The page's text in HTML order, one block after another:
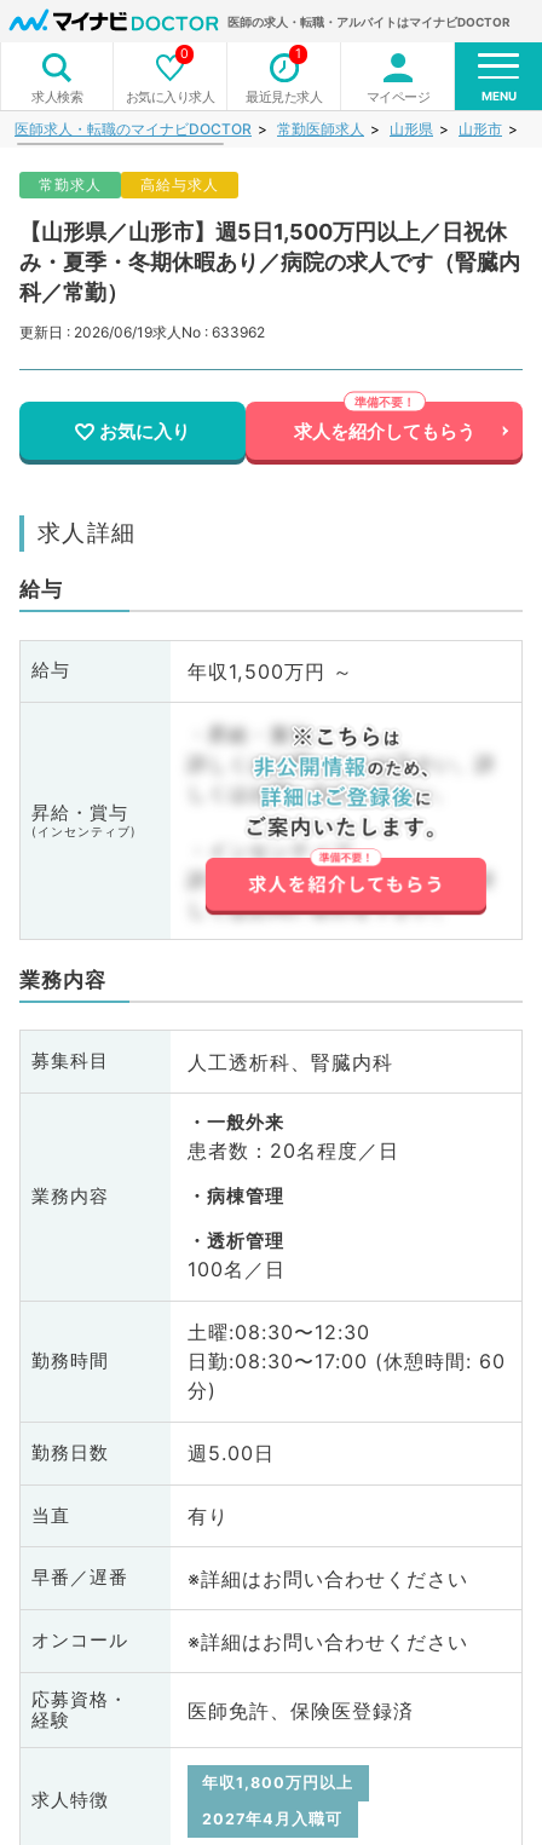
医師の求人・転職・アルバイトはマイナビDOCTOR
求人検索 お気に入り求人
0
最近見た求人
1
マイページ MENU
医師求人・転職のマイナビDOCTOR 常勤医師求人 山形県 山形市
常勤求人 高給与求人
【山形県／山形市】週5日1,500万円以上／日祝休
み・夏季・冬期休暇あり／病院の求人です（腎臓内
科／常勤）
更新日 : 2026/06/19求人No : 633962
お気に入り 求人を紹介してもらう
求人詳細
給与
給与 年収1,500万円 ～
昇給・賞与
(インセンティブ)
・昇給・賞与
詳しくはお問い合わせ下さい。詳
しくはお問い合わせ下さい。
・インセンティブ
詳しくはお問い合わせ下さい。詳
しくはお問い合わせ下さい。
業務内容
募集科目 人工透析科、腎臓内科
業務内容
一般外来
患者数：20名程度／日
病棟管理
透析管理
100名／日
勤務時間
土曜:08:30〜12:30
日勤:08:30〜17:00 (休憩時間: 60
分)
勤務日数 週5.00日
当直 有り
早番／遅番 ※詳細はお問い合わせください
オンコール ※詳細はお問い合わせください
応募資格・
経験
医師免許、保険医登録済
求人特徴
年収1,800万円以上
2027年4月入職可